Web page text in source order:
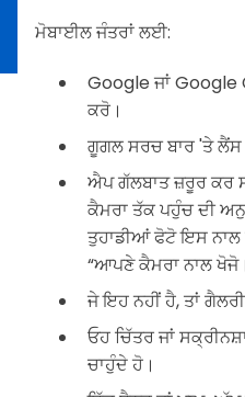
ਮੋਬਾਈਲ ਜੰਤਰਾਂ ਲਈ:
Google ਜਾਂ
ਕਰੋ।
ਗੂਗਲ ਸਰਚ ਬਾਰ 'ਤੇ ਲੈਂਸ
ਐਪ ਗੱਲਬਾਤ ਜ਼ਰੂਰ ਕਰ
ਕੈਮਰਾ ਤੱਕ ਪਹੁੰਚ ਦੀ
ਤੁਹਾਡੀਆਂ ਫੋਟੋ ਇਸ ਨਾਲ
“ਆਪਣੇ ਕੈਮਰਾ ਨਾਲ ਖੋਜੋ।
ਜੇ ਇਹ ਨਹੀਂ ਹੈ, ਤਾਂ
ਓਹ ਚਿੱਤਰ ਜਾਂ
ਚਾਹੁੰਦੇ ਹੋ।